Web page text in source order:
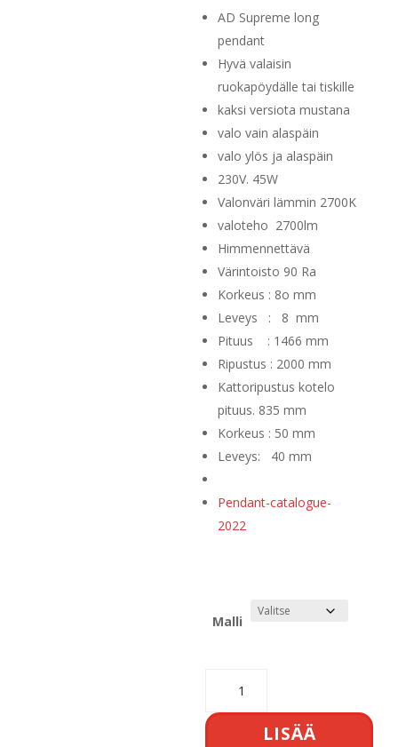
-
AD Supreme long
pendant
Hyvä valaisin
ruokapöydälle tai tiskille
kaksi versiota mustana
valo vain alaspäin
valo ylös ja alaspäin
230V. 45W
Valonväri lämmin 2700K
valoteho 2700lm
Himmennettävä
Värintoisto 90 Ra
Korkeus : 8o mm
Leveys : 8 mm
Pituus : 1466 mm
Ripustus : 2000 mm
Kattoripustus kotelo
pituus. 835 mm
Korkeus : 50 mm
Leveys: 40 mm
Pendant-catalogue-
2022
Malli
Supreme
pendant
LISÄÄ